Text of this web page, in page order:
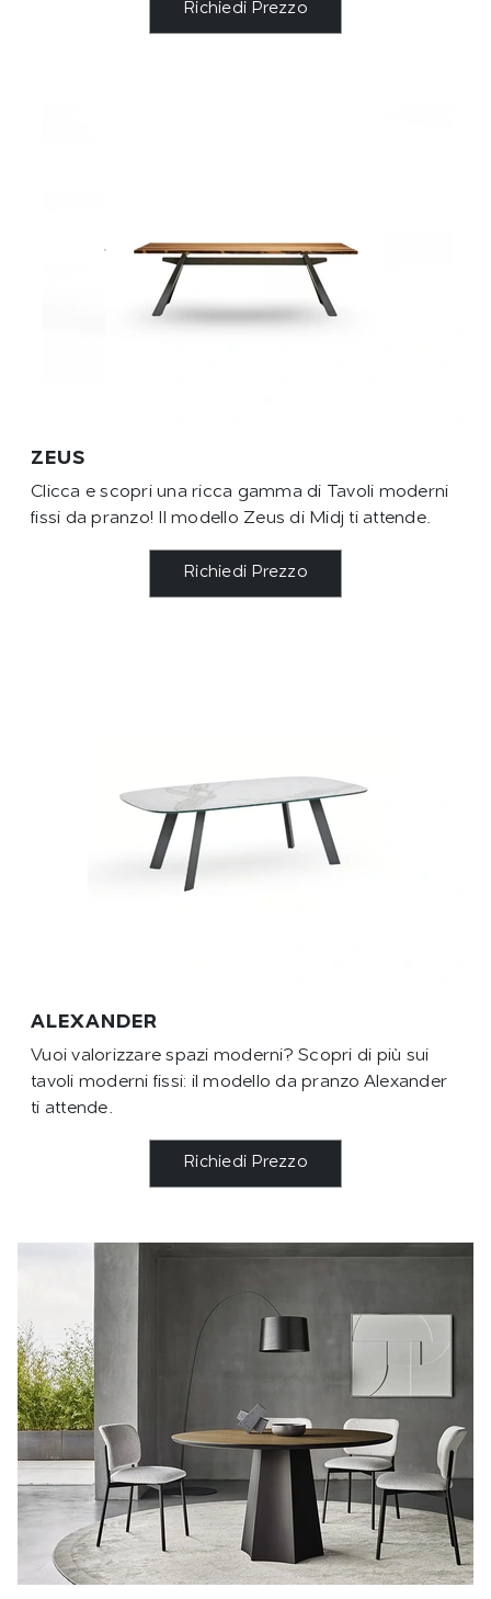
Richiedi Prezzo
ZEUS
Clicca e scopri una ricca gamma di Tavoli moderni
fissi da pranzo! Il modello Zeus di Midj ti attende.
Richiedi Prezzo
ALEXANDER
Vuoi valorizzare spazi moderni? Scopri di più sui
tavoli moderni fissi: il modello da pranzo Alexander
ti attende.
Richiedi Prezzo